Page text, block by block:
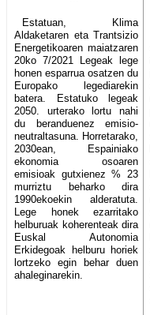
Estatuan, Klima
Aldaketaren eta Trantsizio
Energetikoaren maiatzaren
20ko 7/2021 Legeak lege
honen esparrua osatzen du
Europako legediarekin
batera. Estatuko legeak
2050. urterako lortu nahi
du beranduenez emisio-
neutraltasuna. Horretarako,
2030ean, Espainiako
ekonomia osoaren
emisioak gutxienez % 23
murriztu beharko dira
1990ekoekin alderatuta.
Lege honek ezarritako
helburuak koherenteak dira
Euskal Autonomia
Erkidegoak helburu horiek
lortzeko egin behar duen
ahaleginarekin.